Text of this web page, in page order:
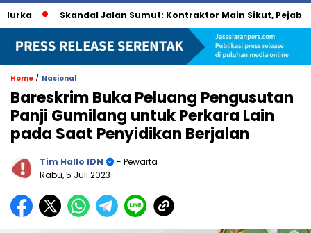
Skandal Jalan Sumut: Kontraktor Main Sikut, Pejabat
Home / Nasional
Bareskrim Buka Peluang Pengusutan
Panji Gumilang untuk Perkara Lain
pada Saat Penyidikan Berjalan
Tim Hallo IDN
- Pewarta
Rabu, 5 Juli 2023